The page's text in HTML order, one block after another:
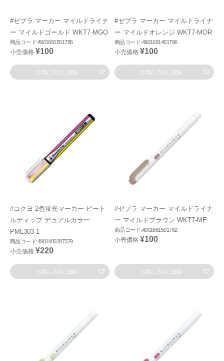
#ゼブラ マーカー マイルドライナ
ー マイルドゴールド WKT7-MGO
商品コード:4901681501786
小売価格 ¥100
お気に入りに登録
#ゼブラ マーカー マイルドライナ
ー マイルドオレンジ WKT7-MOR
商品コード:4901681401796
小売価格 ¥100
お気に入りに登録
#コクヨ 2色蛍光マーカー ビート
ルティップ デュアルカラー
PML303-1
商品コード:4901480287379
小売価格 ¥220
お気に入りに登録
#ゼブラ マーカー マイルドライナ
ー マイルドブラウン WKT7-ME
商品コード:4901681501762
小売価格 ¥100
お気に入りに登録